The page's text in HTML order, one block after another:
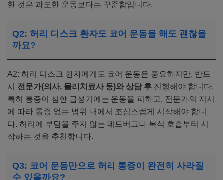
한 것은 과도한 운동보다는 꾸준함입니다.
Q2: 허리 디스크 환자도 코어 운동을 해도 괜찮을
까요?
A2: 허리 디스크 환자에게도 코어 운동은 중요하지만, 반드
시 전문가(의사, 물리치료사 등)와 상담 후 진행해야 합니다.
특히 통증이 심한 급성기에는 운동을 피하고, 전문가의 지시
에 따라 통증 없는 범위 내에서 조심스럽게 시작해야 합니
다. 허리에 부담을 주지 않는 데드버그나 복식 호흡부터 시
작하는 것을 추천합니다.
Q3: 코어 운동만으로 허리 통증이 완전히 사라질
수 있을까요?